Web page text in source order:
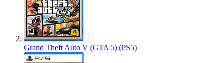
Grand Theft Auto V (GTA 5) (PS5)